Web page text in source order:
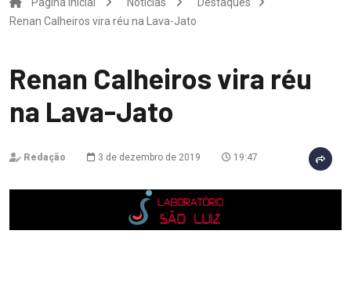
Renan Calheiros vira réu na Lava-Jato
Renan Calheiros vira réu
na Lava-Jato
Redação 3 de dezembro de 2019 19:47